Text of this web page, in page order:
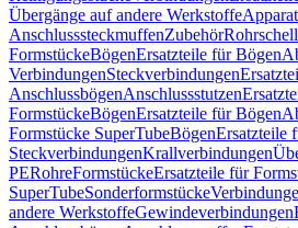
Übergänge auf andere Werkstoffe
AnschlusssteckmuffenZubehör
FormstückeBögenErsatzteile für Bögen
VerbindungenSteckverbindungen
AnschlussbögenAnschlussstutzen
FormstückeBögenErsatzteile für Bögen
Formstücke SuperTubeBögenErsatzteile
SteckverbindungenKrallverbindungen
PERohreFormstückeErsatzteile für
SuperTubeSonderformstücke
andere WerkstoffeGewindeverbindungen